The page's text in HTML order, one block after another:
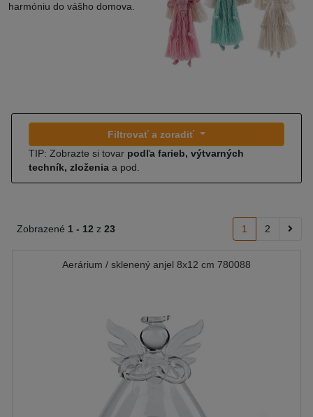
harmóniu do vášho domova.
Filtrovať a zoradiť
TIP: Zobrazte si tovar podľa farieb, výtvarných
techník, zloženia a pod.
Zobrazené 1 - 12 z 23 1 2
Aerárium / sklenený anjel 8x12 cm 780088